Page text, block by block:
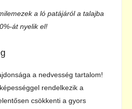
a ló patájáról a talajba
át nyelik el!
a nedvesség tartalom!
rendelkezik a
csökkenti a gyors